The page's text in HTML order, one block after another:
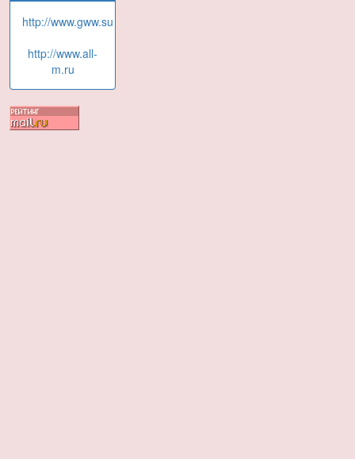
http://www.gww.su
http://www.all-
m.ru